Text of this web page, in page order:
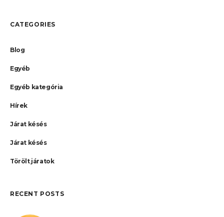
CATEGORIES
Blog
Egyéb
Egyéb kategória
Hírek
Járat késés
Járat késés
Törölt járatok
RECENT POSTS